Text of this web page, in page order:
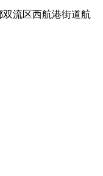
流区西航港街道航